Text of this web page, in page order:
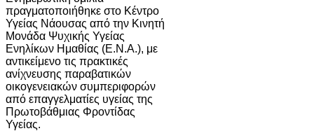
πραγματοποιήθηκε στο Κέντρο
Υγείας Νάουσας από την Κινητή
Μονάδα Ψυχικής Υγείας
Ενηλίκων Ημαθίας (E.N.A.), με
αντικείμενο τις πρακτικές
ανίχνευσης παραβατικών
οικογενειακών συμπεριφορών
από επαγγελματίες υγείας της
Πρωτοβάθμιας Φροντίδας
Υγείας.